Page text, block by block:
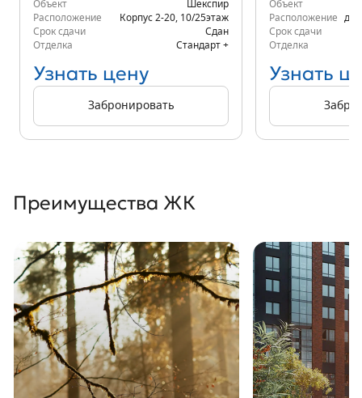
Объект
Шекспир
Расположение
Корпус 2-20 10/25этаж
Срок сдачи
Сдан
Отделка
Стандарт +
Узнать цену
Забронировать
Объект
Расположение
Срок сдачи
Отделка
Узнать
Преимущества ЖК